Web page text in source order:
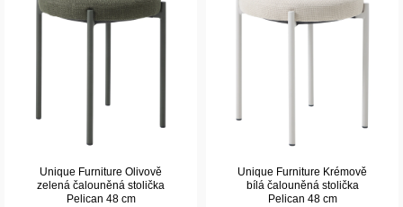
Unique Furniture Olivově
zelená čalouněná stolička
Pelican 48 cm
Unique Furniture Krémově
bílá čalouněná stolička
Pelican 48 cm